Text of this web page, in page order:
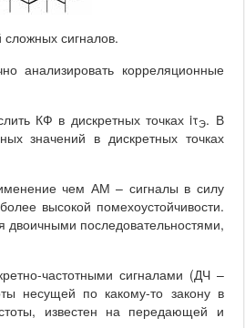
сигналов.
анализировать корреляционные
КФ в дискретных точках iτЭ. В
значений в дискретных точках
чем АМ – сигналы в силу
высокой помехоустойчивости.
последовательностями,
частотными сигналами (ДЧ –
несущей по какому-то закону в
известен на передающей и